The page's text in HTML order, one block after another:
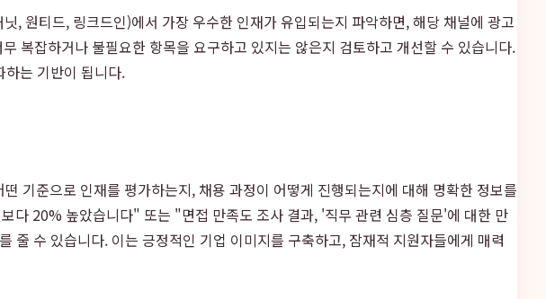
, 원티드, 링크드인)에서 가장 우수한 인재가 유입되는지 파악하면, 해당 채널에 광고
복잡하거나 불필요한 항목을 요구하고 있지는 않은지 검토하고 개선할 수 있습니다.
는 기반이 됩니다.
기준으로 인재를 평가하는지, 채용 과정이 어떻게 진행되는지에 대해 명확한 정보를
다 20% 높았습니다" 또는 "면접 만족도 조사 결과, '직무 관련 심층 질문'에 대한 만
수 있습니다. 이는 긍정적인 기업 이미지를 구축하고, 잠재적 지원자들에게 매력